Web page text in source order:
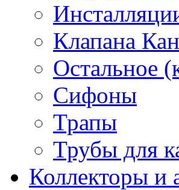
Клапана
Остальное
Сифоны
Трапы
Трубы для
Коллекторы и